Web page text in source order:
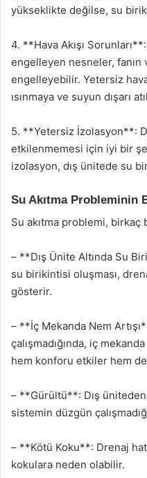
yükseklikte değilse, su
4. **Hava Akışı
engelleyen nesneler, fanın
engelleyebilir. Yetersiz hava
ısınmaya ve suyun dışarı
5. **Yetersiz İzolasyon**:
etkilenmemesi için iyi bir
izolasyon, dış ünitede su
Su Akıtma Probleminin
Su akıtma problemi,
– **Dış Ünite Altında Su
su birikintisi oluşması,
gösterir.
– **İç Mekanda Nem
çalışmadığında, iç
hem konforu etkiler hem
– **Gürültü**: Dış
sistemin düzgün
– **Kötü Koku**: Drenaj
kokulara neden olabilir.